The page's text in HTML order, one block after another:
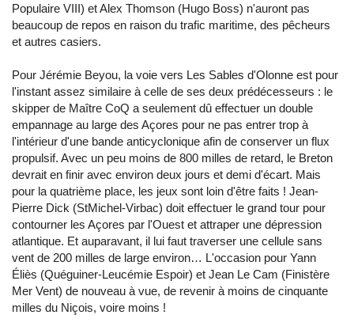
Populaire VIII) et Alex Thomson (Hugo Boss) n'auront pas
beaucoup de repos en raison du trafic maritime, des pêcheurs
et autres casiers.
Pour Jérémie Beyou, la voie vers Les Sables d'Olonne est pour
l'instant assez similaire à celle de ses deux prédécesseurs : le
skipper de Maître CoQ a seulement dû effectuer un double
empannage au large des Açores pour ne pas entrer trop à
l'intérieur d'une bande anticyclonique afin de conserver un flux
propulsif. Avec un peu moins de 800 milles de retard, le Breton
devrait en finir avec environ deux jours et demi d'écart. Mais
pour la quatrième place, les jeux sont loin d'être faits ! Jean-
Pierre Dick (StMichel-Virbac) doit effectuer le grand tour pour
contourner les Açores par l'Ouest et attraper une dépression
atlantique. Et auparavant, il lui faut traverser une cellule sans
vent de 200 milles de large environ… L'occasion pour Yann
Éliès (Quéguiner-Leucémie Espoir) et Jean Le Cam (Finistère
Mer Vent) de nouveau à vue, de revenir à moins de cinquante
milles du Niçois, voire moins !